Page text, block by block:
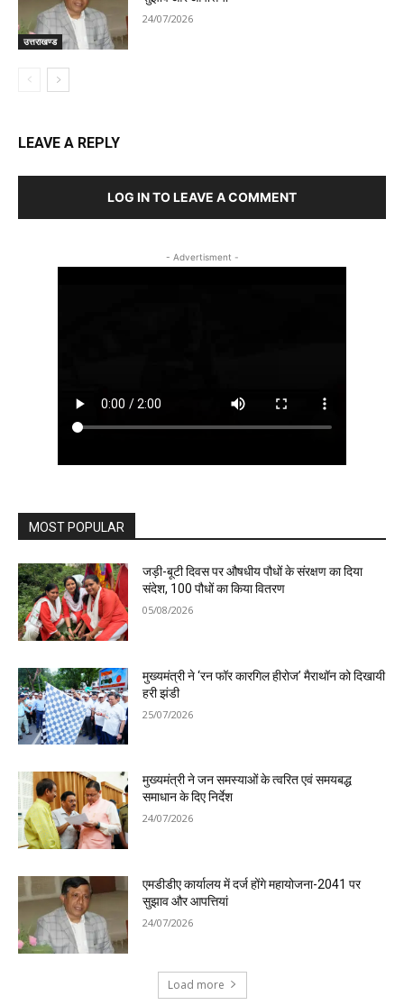
उत्तराखण्ड
24/07/2026
LEAVE A REPLY
LOG IN TO LEAVE A COMMENT
- Advertisment -
MOST POPULAR
जड़ी-बूटी दिवस पर औषधीय पौधों के संरक्षण का दिया
संदेश, 100 पौधों का किया वितरण
05/08/2026
मुख्यमंत्री ने ‘रन फॉर कारगिल हीरोज’ मैराथॉन को दिखायी
हरी झंडी
25/07/2026
मुख्यमंत्री ने जन समस्याओं के त्वरित एवं समयबद्ध
समाधान के दिए निर्देश
24/07/2026
एमडीडीए कार्यालय में दर्ज होंगे महायोजना-2041 पर
सुझाव और आपत्तियां
24/07/2026
Load more